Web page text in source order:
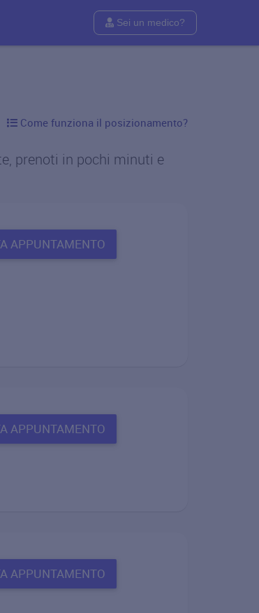
Sei un medico?
Come funziona il posizionamento?
prenoti in pochi minuti e
APPUNTAMENTO
APPUNTAMENTO
APPUNTAMENTO